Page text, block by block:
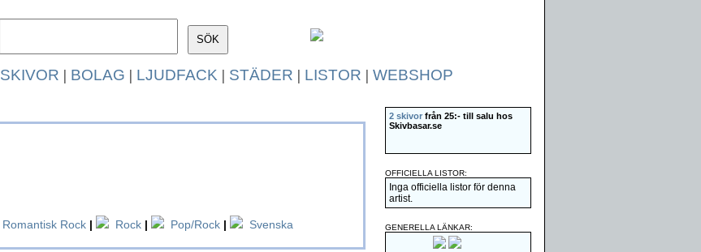
SKIVOR | BOLAG | LJUDFACK | STÄDER | LISTOR | WEBSHOP
Romantisk Rock | Rock | Pop/Rock | Svenska
2 skivor från 25:- till salu hos
Skivbasar.se
OFFICIELLA LISTOR:
Inga officiella listor för denna
artist.
GENERELLA LÄNKAR: